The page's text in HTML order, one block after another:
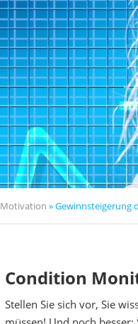
Motivation »
Condition
Stellen Sie sich vor, Sie